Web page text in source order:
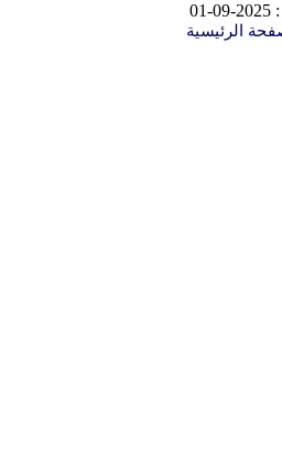
الرئيسية